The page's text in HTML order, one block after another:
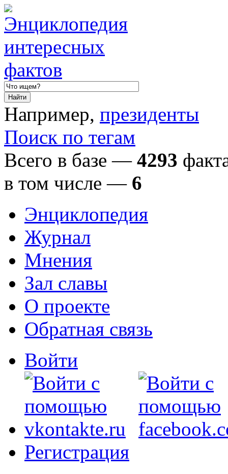
Например, президенты
Поиск по тегам
Всего в базе — 4293
в том числе— 6
Энциклопедия
Журнал
Мнения
Зал славы
О проекте
Обратная связь
Войти
Регистрация